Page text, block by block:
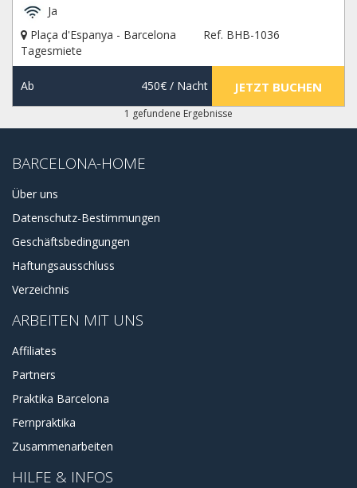
Auf dieser Seite unten finden Sie alle Möglichkeiten, um die
Ferienwohnung Plaça d'Espanya zu mieten. Wählen Sie das
für Sie besser aus und starten Sie den Buchungsprozess.
Sie können sich jederzeit an uns wenden, um sich beraten
helfen wir Ihnen gerne weiter.
Ja
Plaça d'Espanya - Barcelona
Ref. BHB-1036
Tagesmiete
Ab 450€/ Nacht JETZT BUCHEN
1 gefundene Ergebnisse
BARCELONA-HOME
Über uns
Datenschutz-Bestimmungen
Geschäftsbedingungen
Haftungsausschluss
Verzeichnis
ARBEITEN MIT UNS
Affiliates
Partners
Praktika Barcelona
Fernpraktika
Zusammenarbeiten
HILFE & INFOS